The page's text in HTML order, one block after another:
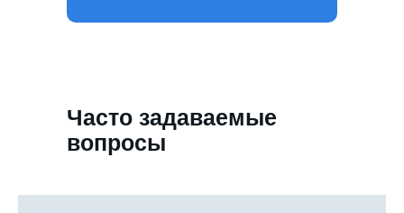
Часто задаваемые
вопросы